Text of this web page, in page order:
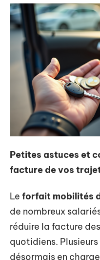
Petites astuces et
facture de vos
Le forfait mobilités
de nombreux
réduire la facture
quotidiens.
désormais en